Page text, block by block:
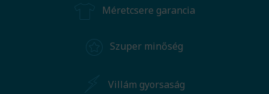
Méretcsere garancia
Szuper minőség
Villám gyorsaság